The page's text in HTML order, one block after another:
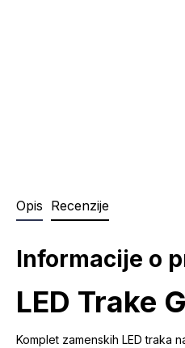
Opis Recenzije
Informacije o
LED Trake
Komplet zamenskih LED traka